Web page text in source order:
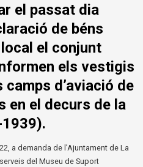
el passat dia
de béns
el conjunt
els vestigis
d’aviació de
en el decurs de la
a demanda de l’Ajuntament de La
del Museu de Suport